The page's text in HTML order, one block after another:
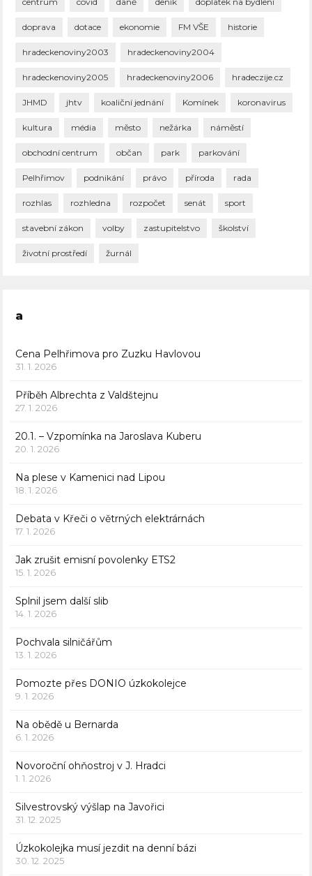
doprava dotace ekonomie FM VŠE historie
hradeckenoviny2003 hradeckenoviny2004
hradeckenoviny2005 hradeckenoviny2006 hradeczije.cz
JHMD jhtv koaliční jednání Komínek koronavirus
kultura média město nežárka náměstí
obchodní centrum občan park parkování
Pelhřimov podnikání právo příroda rada
rozhlas rozhledna rozpočet senát sport
stavební zákon volby zastupitelstvo školství
životní prostředí žurnál
a
Cena Pelhřimova pro Zuzku Havlovou
31. 1. 2026
Příběh Albrechta z Valdštejnu
27. 1. 2026
20.1. – Vzpomínka na Jaroslava Kuberu
20. 1. 2026
Na plese v Kamenici nad Lipou
18. 1. 2026
Debata v Křeči o větrných elektrárnách
17. 1. 2026
Jak zrušit emisní povolenky ETS2
15. 1. 2026
Splnil jsem další slib
14. 1. 2026
Pochvala silničářům
13. 1. 2026
Pomozte přes DONIO úzkokolejce
9. 1. 2026
Na obědě u Bernarda
6. 1. 2026
Novoroční ohňostroj v J. Hradci
1. 1. 2026
Silvestrovský výšlap na Javořici
31. 12. 2025
Úzkokolejka musí jezdit na denní bázi
30. 12. 2025